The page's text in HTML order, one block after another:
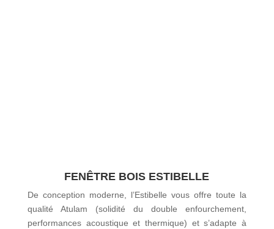
FENÊTRE BOIS ESTIBELLE
De conception moderne, l’Estibelle vous offre toute la
qualité Atulam (solidité du double enfourchement,
performances acoustique et thermique) et s’adapte à